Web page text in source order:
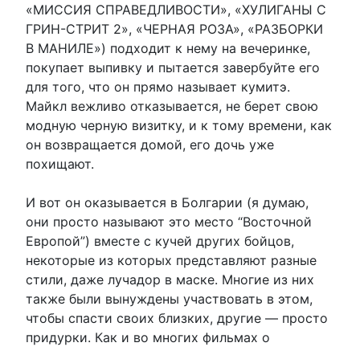
«МИССИЯ СПРАВЕДЛИВОСТИ», «ХУЛИГАНЫ С
ГРИН-СТРИТ 2», «ЧЕРНАЯ РОЗА», «РАЗБОРКИ
В МАНИЛЕ») подходит к нему на вечеринке,
покупает выпивку и пытается завербуйте его
для того, что он прямо называет кумитэ.
Майкл вежливо отказывается, не берет свою
модную черную визитку, и к тому времени, как
он возвращается домой, его дочь уже
похищают.
И вот он оказывается в Болгарии (я думаю,
они просто называют это место “Восточной
Европой”) вместе с кучей других бойцов,
некоторые из которых представляют разные
стили, даже лучадор в маске. Многие из них
также были вынуждены участвовать в этом,
чтобы спасти своих близких, другие — просто
придурки. Как и во многих фильмах о